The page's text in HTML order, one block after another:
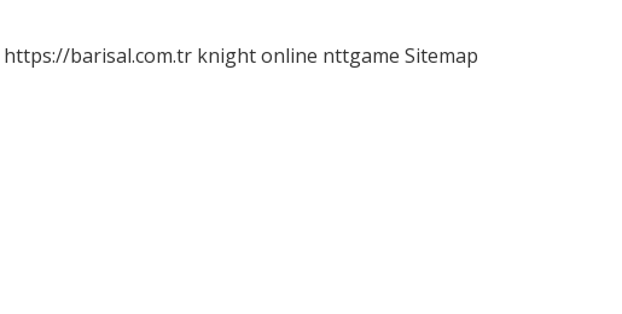
https://barisal.com.tr knight online nttgame Sitemap